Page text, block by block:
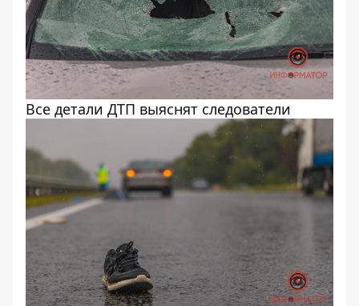
Все детали ДТП выяснят следователи